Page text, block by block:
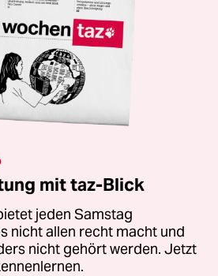
mit taz-Blick
jeden Samstag
nicht allen recht macht und
nicht gehört werden. Jetzt